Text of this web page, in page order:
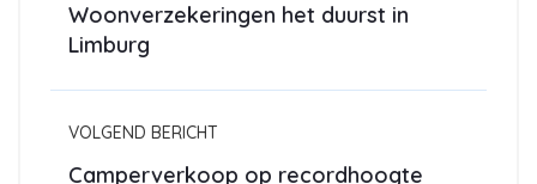
Woonverzekeringen het duurst in
Limburg
VOLGEND BERICHT
Camperverkoop op recordhoogte